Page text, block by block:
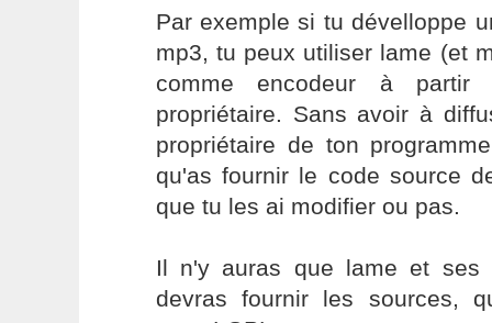
Par exemple si tu dévelloppe
mp3, tu peux utiliser lame (et
comme encodeur à partir
propriétaire. Sans avoir à
propriétaire de ton
qu'as fournir le code source
que tu les ai modifier ou pas.
Il n'y auras que lame et ses
devras fournir les sources,